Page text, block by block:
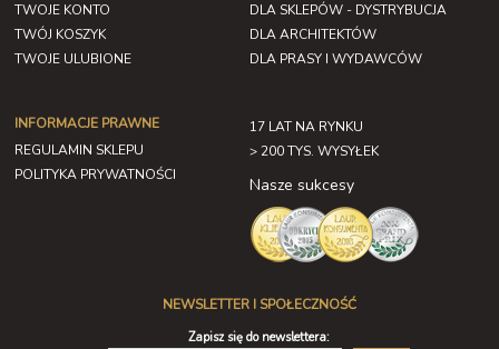
TWOJE KONTO
TWÓJ KOSZYK
TWOJE ULUBIONE
INFORMACJE PRAWNE
REGULAMIN SKLEPU
POLITYKA PRYWATNOŚCI
DLA SKLEPÓW - DYSTRYBUCJA
DLA ARCHITEKTÓW
DLA PRASY I WYDAWCÓW
17 LAT NA RYNKU
> 200 TYS. WYSYŁEK
Nasze sukcesy
NEWSLETTER I SPOŁECZNOŚĆ
Zapisz się do newslettera: